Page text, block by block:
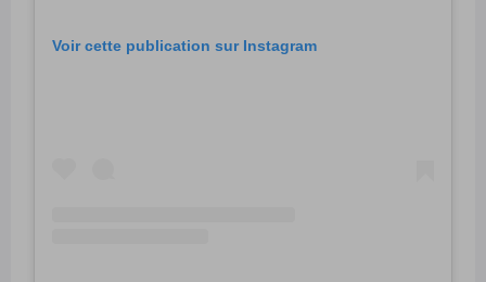
Voir cette publication sur Instagram